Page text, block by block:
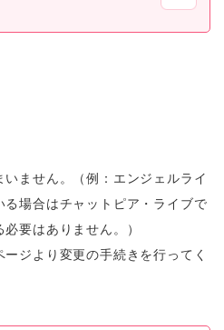
ません。（例：エンジェルライ
場合はチャットピア・ライブで
要はありません。）
ジより変更の手続きを行ってく